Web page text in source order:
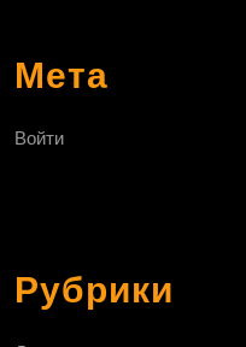
Мета
Войти
Рубрики